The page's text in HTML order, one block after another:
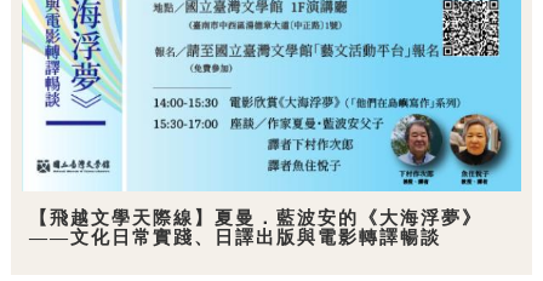
【飛越文學天際線】夏曼．藍波安的《大海浮夢》
——文化日常實踐、日譯出版與電影轉譯暢談